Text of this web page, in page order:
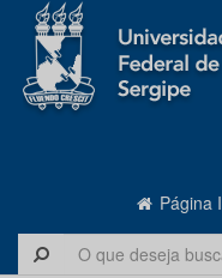
Página